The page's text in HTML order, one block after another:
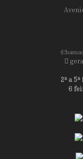
2ª a
6